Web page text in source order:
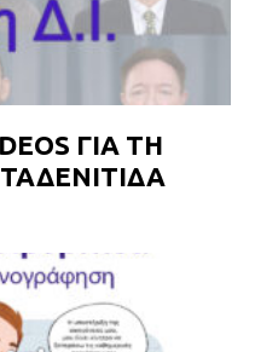
ΓΙΑ ΤΗ